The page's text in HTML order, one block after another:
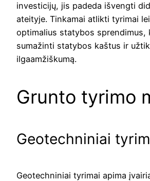
investicijų, jis padeda išvengti
ateityje. Tinkamai atlikti tyrimai
optimalius statybos sprendimus,
sumažinti statybos kaštus ir
ilgaamžiškumą.
Grunto tyrimo
Geotechniniai
Geotechniniai tyrimai apima